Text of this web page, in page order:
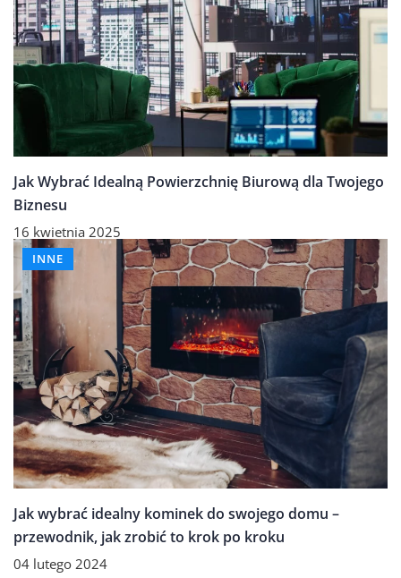
Jak Wybrać Idealną Powierzchnię Biurową dla Twojego
Biznesu
16 kwietnia 2025
INNE
Jak wybrać idealny kominek do swojego domu –
przewodnik, jak zrobić to krok po kroku
04 lutego 2024